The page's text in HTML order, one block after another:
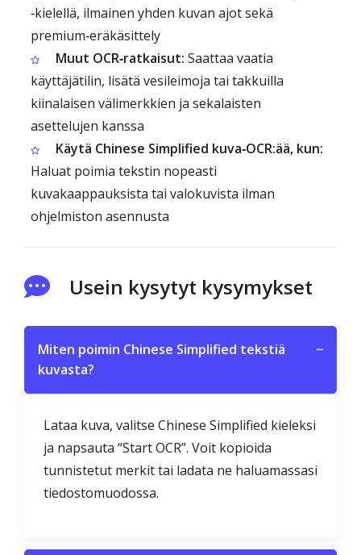
‑kielellä, ilmainen yhden kuvan ajot sekä
premium‑eräkäsittely
Muut OCR‑ratkaisut: Saattaa vaatia
käyttäjätilin, lisätä vesileimoja tai takkuilla
kiinalaisen välimerkkien ja sekalaisten
asettelujen kanssa
Käytä Chinese Simplified kuva‑OCR:ää, kun:
Haluat poimia tekstin nopeasti
kuvakaappauksista tai valokuvista ilman
ohjelmiston asennusta
Usein kysytyt kysymykset
Miten poimin Chinese Simplified tekstiä
kuvasta?
−
Lataa kuva, valitse Chinese Simplified kieleksi
ja napsauta “Start OCR”. Voit kopioida
tunnistetut merkit tai ladata ne haluamassasi
tiedostomuodossa.